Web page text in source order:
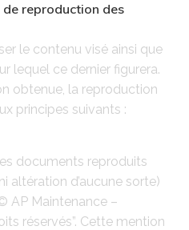
reproduction des
le contenu visé ainsi que
lequel ce dernier figurera.
obtenue, la reproduction
principes suivants :
documents reproduits
altération d’aucune sorte)
AP Maintenance –
réservés”. Cette mention